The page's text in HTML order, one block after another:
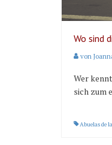
Wo sind
von
Wer
sich zum
Abuelas de